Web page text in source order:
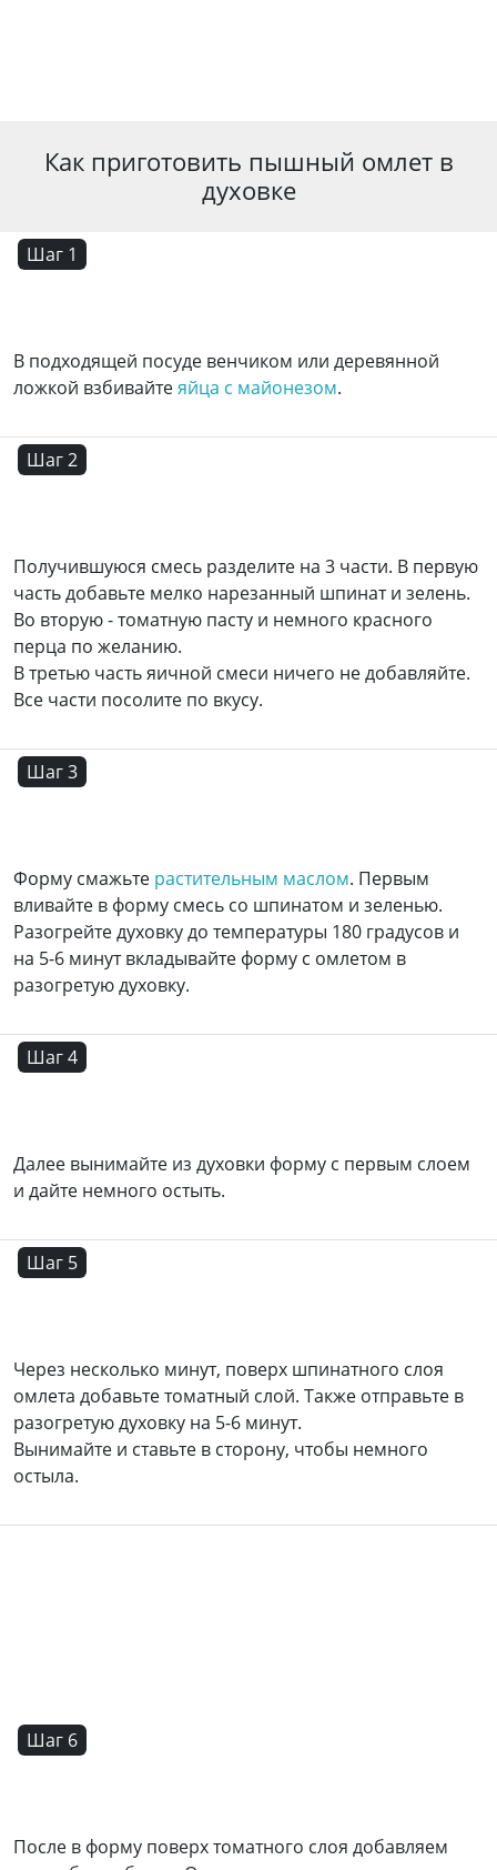
Как приготовить пышный омлет в
духовке
Шаг 1
В подходящей посуде венчиком или деревянной
ложкой взбивайтеяйца с майонезом.
Шаг 2
Получившуюся смесь разделите на 3 части. В первую
часть добавьте мелко нарезанный шпинат и зелень.
Во вторую - томатную пасту и немного красного
перца по желанию.
В третью часть яичной смеси ничего не добавляйте.
Все части посолите по вкусу.
Шаг 3
Форму смажьте растительным маслом. Первым
вливайте в форму смесь со шпинатом и зеленью.
Разогрейте духовку до температуры 180 градусов и
на 5-6 минут вкладывайте форму с омлетом в
разогретую духовку.
Шаг 4
Далее вынимайте из духовки форму с первым слоем
и дайте немного остыть.
Шаг 5
Через несколько минут, поверх шпинатного слоя
омлета добавьте томатный слой. Также отправьте в
разогретую духовку на 5-6 минут.
Вынимайте и ставьте в сторону, чтобы немного
остыла.
Шаг 6
После в форму поверх томатного слоя добавляем